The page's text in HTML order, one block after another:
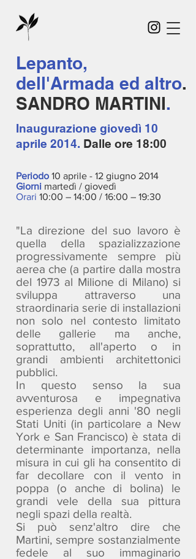
Lepanto,
dell'Armada ed altro.
SANDRO MARTINI.
Inaugurazione giovedì 10
aprile 2014. Dalle ore 18:00
Periodo 10 aprile - 12 giugno 2014
Giorni martedì / giovedì
Orari 10:00 – 14:00 / 16:00 – 19:30
"La direzione del suo lavoro è
quella della spazializzazione
progressivamente sempre più
aerea che (a partire dalla mostra
del 1973 al Milione di Milano) si
sviluppa attraverso una
straordinaria serie di installazioni
non solo nel contesto limitato
delle gallerie ma anche,
soprattutto, all'aperto o in
grandi ambienti architettonici
pubblici.
In questo senso la sua
avventurosa e impegnativa
esperienza degli anni '80 negli
Stati Uniti (in particolare a New
York e San Francisco) è stata di
determinante importanza, nella
misura in cui gli ha consentito di
far decollare con il vento in
poppa (o anche di bolina) le
grandi vele della sua pittura
negli spazi della realtà.
Si può senz'altro dire che
Martini, sempre sostanzialmente
fedele al suo immaginario